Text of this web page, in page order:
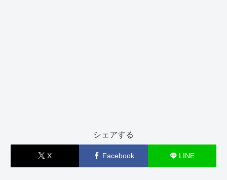
シェアする
X Facebook LINE